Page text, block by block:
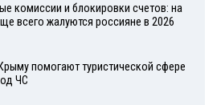
комиссии и блокировки счетов: на
всего жалуются россияне в 2026
помогают туристической сфере
ЧС